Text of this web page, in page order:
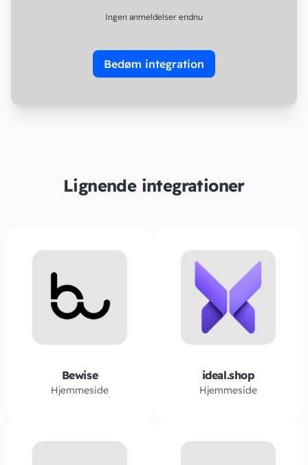
Ingen anmeldelser endnu
Bedøm integration
Lignende integrationer
Bewise
Hjemmeside
ideal.shop
Hjemmeside